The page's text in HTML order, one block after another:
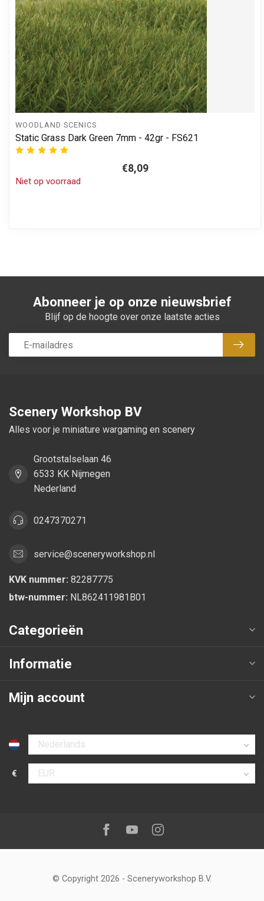
WOODLAND SCENICS
Static Grass Dark Green 7mm - 42gr - FS621
€8,09
Niet op voorraad
Abonneer je op onze nieuwsbrief
Blijf op de hoogte over onze laatste acties
Scenery Workshop BV
Alles voor je miniature wargaming en scenery
Grootstalselaan 46
6533 KK Nijmegen
Nederland
0247370271
service@sceneryworkshop.nl
KVK nummer: 82287775
btw-nummer: NL862411981B01
Categorieën
Informatie
Mijn account
Selecteer taal
€
Selecteer valuta
Volg ons op:Facebook
YoutubeInstagram
© Copyright 2026 - Sceneryworkshop B.V.